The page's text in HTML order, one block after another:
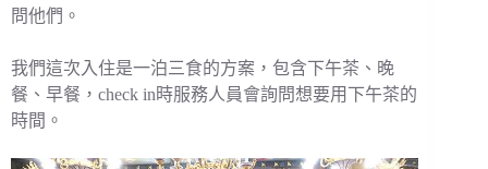
問他們。
我們這次入住是一泊三食的方案，包含下午茶、晚
餐、早餐，check in時服務人員會詢問想要用下午茶的
時間。